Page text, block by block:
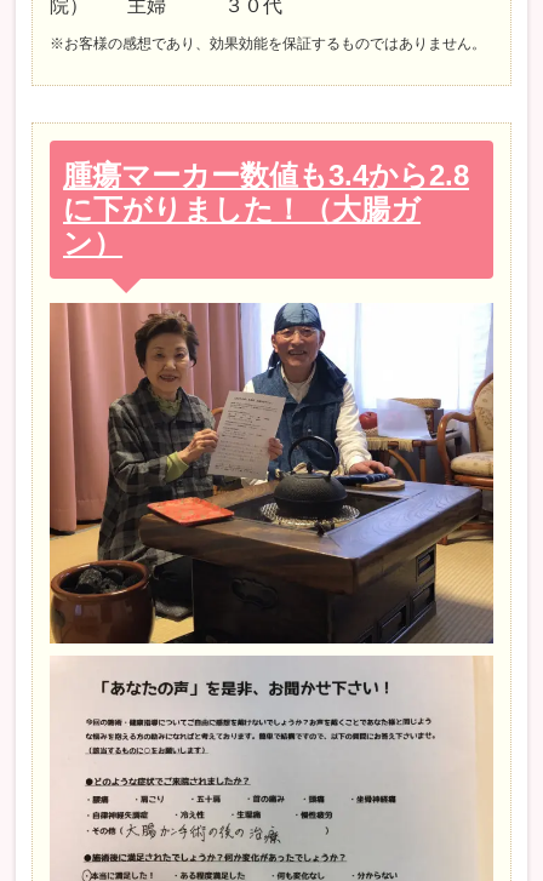
院） 主婦 ３０代
※お客様の感想であり、効果効能を保証するものではありません。
腫瘍マーカー数値も3.4から2.8
に下がりました！（大腸ガ
ン）